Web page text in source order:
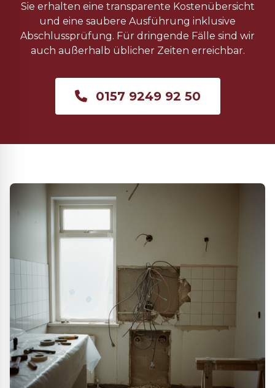
Sie erhalten eine transparente Kostenübersicht
und eine saubere Ausführung inklusive
Abschlussprüfung. Für dringende Fälle sind wir
auch außerhalb üblicher Zeiten erreichbar.
0157 9249 92 50